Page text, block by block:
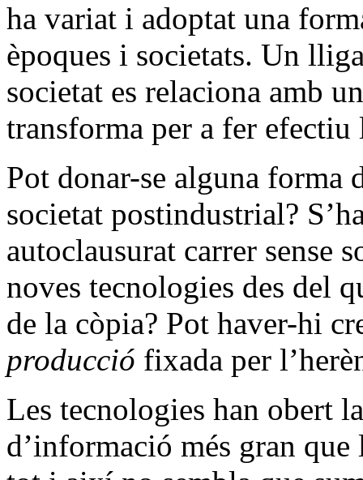
ha variat i adoptat una
èpoques i societats. Un
societat es relaciona amb
transforma per a fer efectiu
Pot donar-se alguna forma
societat postindustrial?
autoclausurat carrer sense
noves tecnologies des del
de la còpia? Pot haver-hi
producció fixada per
Les tecnologies han obert
d’informació més gran